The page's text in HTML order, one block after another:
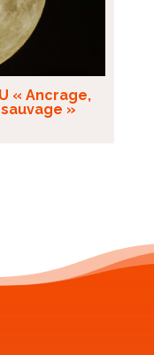
« Ancrage,
»